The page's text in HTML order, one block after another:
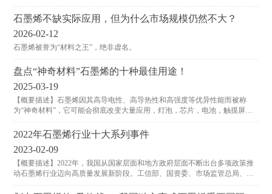
正凭借其独特优势，成为激活农业新质生产力的关键突破口。
石墨烯不缺实际应用，但为什么市场规模仍然不大？
2026-02-12
石墨烯被誉为“材料之王”，绝非虚名。
盘点“神奇材料”石墨烯的十种最佳用途！
2025-03-19
【概要描述】石墨烯因其高导电性、高导热性和高强度等优异性能而被称
为“神奇材料”，它可能会彻底改变大量应用，灯泡，芯片，电池，触摸屏，
还有智能手机和新能源的汽车，石墨烯可以胜任的的领域数不胜数，下面就
来盘点一下石墨烯的各种用途！
2022年石墨烯行业十大系列事件
2023-02-09
【概要描述】2022年，我国从国家层面和地方政府层面不断出台多项政策推
动石墨烯行业迈向高质量发展新阶段。工信部、国资委、市场监管总局、知
识产权局等四部门联合发布《原材料工业“三品”实施方案》中重点提到积极